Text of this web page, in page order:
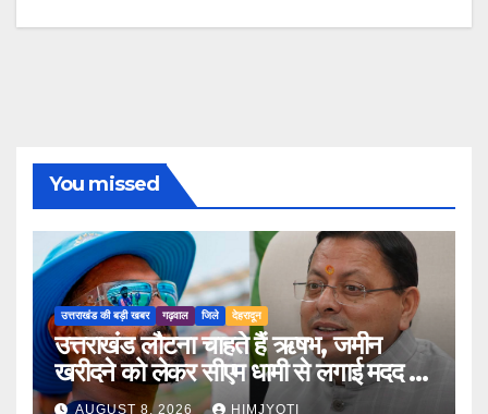
You missed
उत्तराखंड की बड़ी खबर गढ़वाल जिले देहरादून
उत्तराखंड लौटना चाहते हैं ऋषभ, जमीन
खरीदने को लेकर सीएम धामी से लगाई मदद की
गुहारAUGUST 8, 2026 HIMJYOTI